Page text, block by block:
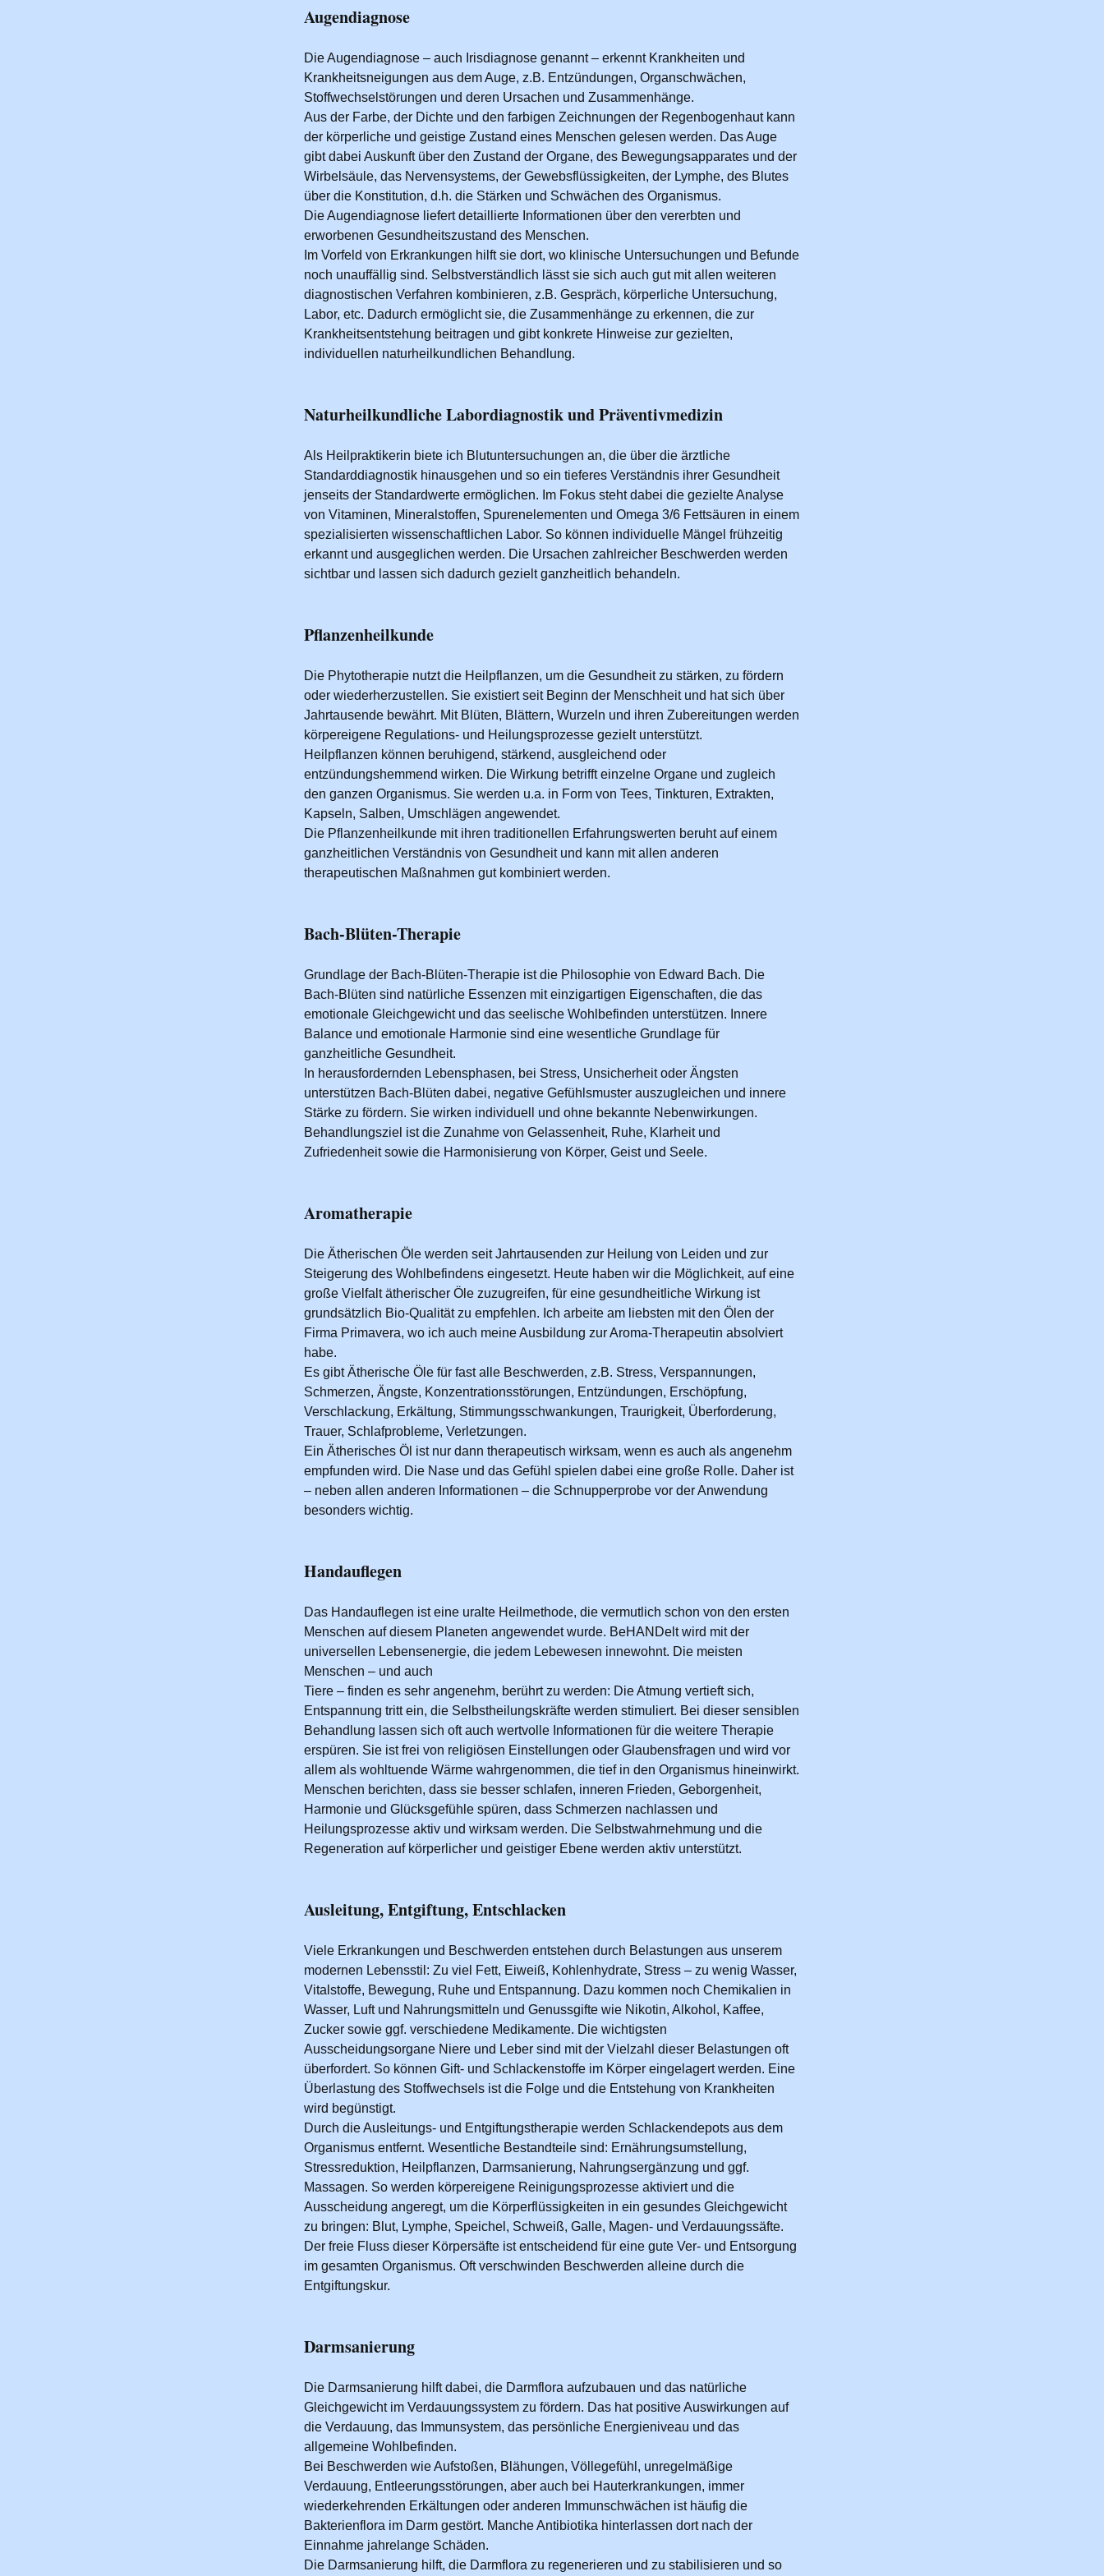
Augendiagnose
Die Augendiagnose – auch Irisdiagnose genannt – erkennt Krankheiten und
Krankheitsneigungen aus dem Auge, z.B. Entzündungen, Organschwächen,
Stoffwechselstörungen und deren Ursachen und Zusammenhänge.
Aus der Farbe, der Dichte und den farbigen Zeichnungen der Regenbogenhaut kann
der körperliche und geistige Zustand eines Menschen gelesen werden. Das Auge
gibt dabei Auskunft über den Zustand der Organe, des Bewegungsapparates und der
Wirbelsäule, das Nervensystems, der Gewebsflüssigkeiten, der Lymphe, des Blutes
über die Konstitution, d.h. die Stärken und Schwächen des Organismus.
Die Augendiagnose liefert detaillierte Informationen über den vererbten und
erworbenen Gesundheitszustand des Menschen.
Im Vorfeld von Erkrankungen hilft sie dort, wo klinische Untersuchungen und Befunde
noch unauffällig sind. Selbstverständlich lässt sie sich auch gut mit allen weiteren
diagnostischen Verfahren kombinieren, z.B. Gespräch, körperliche Untersuchung,
Labor, etc. Dadurch ermöglicht sie, die Zusammenhänge zu erkennen, die zur
Krankheitsentstehung beitragen und gibt konkrete Hinweise zur gezielten,
individuellen naturheilkundlichen Behandlung.
Naturheilkundliche Labordiagnostik und Präventivmedizin
Als Heilpraktikerin biete ich Blutuntersuchungen an, die über die ärztliche
Standarddiagnostik hinausgehen und so ein tieferes Verständnis ihrer Gesundheit
jenseits der Standardwerte ermöglichen. Im Fokus steht dabei die gezielte Analyse
von Vitaminen, Mineralstoffen, Spurenelementen und Omega 3/6 Fettsäuren in einem
spezialisierten wissenschaftlichen Labor. So können individuelle Mängel frühzeitig
erkannt und ausgeglichen werden. Die Ursachen zahlreicher Beschwerden werden
sichtbar und lassen sich dadurch gezielt ganzheitlich behandeln.
Pflanzenheilkunde
Die Phytotherapie nutzt die Heilpflanzen, um die Gesundheit zu stärken, zu fördern
oder wiederherzustellen. Sie existiert seit Beginn der Menschheit und hat sich über
Jahrtausende bewährt. Mit Blüten, Blättern, Wurzeln und ihren Zubereitungen werden
körpereigene Regulations- und Heilungsprozesse gezielt unterstützt.
Heilpflanzen können beruhigend, stärkend, ausgleichend oder
entzündungshemmend wirken. Die Wirkung betrifft einzelne Organe und zugleich
den ganzen Organismus. Sie werden u.a. in Form von Tees, Tinkturen, Extrakten,
Kapseln, Salben, Umschlägen angewendet.
Die Pflanzenheilkunde mit ihren traditionellen Erfahrungswerten beruht auf einem
ganzheitlichen Verständnis von Gesundheit und kann mit allen anderen
therapeutischen Maßnahmen gut kombiniert werden.
Bach-Blüten-Therapie
Grundlage der Bach-Blüten-Therapie ist die Philosophie von Edward Bach. Die
Bach-Blüten sind natürliche Essenzen mit einzigartigen Eigenschaften, die das
emotionale Gleichgewicht und das seelische Wohlbefinden unterstützen. Innere
Balance und emotionale Harmonie sind eine wesentliche Grundlage für
ganzheitliche Gesundheit.
In herausfordernden Lebensphasen, bei Stress, Unsicherheit oder Ängsten
unterstützen Bach-Blüten dabei, negative Gefühlsmuster auszugleichen und innere
Stärke zu fördern. Sie wirken individuell und ohne bekannte Nebenwirkungen.
Behandlungsziel ist die Zunahme von Gelassenheit, Ruhe, Klarheit und
Zufriedenheit sowie die Harmonisierung von Körper, Geist und Seele.
Aromatherapie
Die Ätherischen Öle werden seit Jahrtausenden zur Heilung von Leiden und zur
Steigerung des Wohlbefindens eingesetzt. Heute haben wir die Möglichkeit, auf eine
große Vielfalt ätherischer Öle zuzugreifen, für eine gesundheitliche Wirkung ist
grundsätzlich Bio-Qualität zu empfehlen. Ich arbeite am liebsten mit den Ölen der
Firma Primavera, wo ich auch meine Ausbildung zur Aroma-Therapeutin absolviert
habe.
Es gibt Ätherische Öle für fast alle Beschwerden, z.B. Stress, Verspannungen,
Schmerzen, Ängste, Konzentrationsstörungen, Entzündungen, Erschöpfung,
Verschlackung, Erkältung, Stimmungsschwankungen, Traurigkeit, Überforderung,
Trauer, Schlafprobleme, Verletzungen.
Ein Ätherisches Öl ist nur dann therapeutisch wirksam, wenn es auch als angenehm
empfunden wird. Die Nase und das Gefühl spielen dabei eine große Rolle. Daher ist
– neben allen anderen Informationen – die Schnupperprobe vor der Anwendung
besonders wichtig.
Handauflegen
Das Handauflegen ist eine uralte Heilmethode, die vermutlich schon von den ersten
Menschen auf diesem Planeten angewendet wurde. BeHANDelt wird mit der
universellen Lebensenergie, die jedem Lebewesen innewohnt. Die meisten
Menschen – und auch
Tiere – finden es sehr angenehm, berührt zu werden: Die Atmung vertieft sich,
Entspannung tritt ein, die Selbstheilungskräfte werden stimuliert. Bei dieser sensiblen
Behandlung lassen sich oft auch wertvolle Informationen für die weitere Therapie
erspüren. Sie ist frei von religiösen Einstellungen oder Glaubensfragen und wird vor
allem als wohltuende Wärme wahrgenommen, die tief in den Organismus hineinwirkt.
Menschen berichten, dass sie besser schlafen, inneren Frieden, Geborgenheit,
Harmonie und Glücksgefühle spüren, dass Schmerzen nachlassen und
Heilungsprozesse aktiv und wirksam werden. Die Selbstwahrnehmung und die
Regeneration auf körperlicher und geistiger Ebene werden aktiv unterstützt.
Ausleitung, Entgiftung, Entschlacken
Viele Erkrankungen und Beschwerden entstehen durch Belastungen aus unserem
modernen Lebensstil: Zu viel Fett, Eiweiß, Kohlenhydrate, Stress – zu wenig Wasser,
Vitalstoffe, Bewegung, Ruhe und Entspannung. Dazu kommen noch Chemikalien in
Wasser, Luft und Nahrungsmitteln und Genussgifte wie Nikotin, Alkohol, Kaffee,
Zucker sowie ggf. verschiedene Medikamente. Die wichtigsten
Ausscheidungsorgane Niere und Leber sind mit der Vielzahl dieser Belastungen oft
überfordert. So können Gift- und Schlackenstoffe im Körper eingelagert werden. Eine
Überlastung des Stoffwechsels ist die Folge und die Entstehung von Krankheiten
wird begünstigt.
Durch die Ausleitungs- und Entgiftungstherapie werden Schlackendepots aus dem
Organismus entfernt. Wesentliche Bestandteile sind: Ernährungsumstellung,
Stressreduktion, Heilpflanzen, Darmsanierung, Nahrungsergänzung und ggf.
Massagen. So werden körpereigene Reinigungsprozesse aktiviert und die
Ausscheidung angeregt, um die Körperflüssigkeiten in ein gesundes Gleichgewicht
zu bringen: Blut, Lymphe, Speichel, Schweiß, Galle, Magen- und Verdauungssäfte.
Der freie Fluss dieser Körpersäfte ist entscheidend für eine gute Ver- und Entsorgung
im gesamten Organismus. Oft verschwinden Beschwerden alleine durch die
Entgiftungskur.
Darmsanierung
Die Darmsanierung hilft dabei, die Darmflora aufzubauen und das natürliche
Gleichgewicht im Verdauungssystem zu fördern. Das hat positive Auswirkungen auf
die Verdauung, das Immunsystem, das persönliche Energieniveau und das
allgemeine Wohlbefinden.
Bei Beschwerden wie Aufstoßen, Blähungen, Völlegefühl, unregelmäßige
Verdauung, Entleerungsstörungen, aber auch bei Hauterkrankungen, immer
wiederkehrenden Erkältungen oder anderen Immunschwächen ist häufig die
Bakterienflora im Darm gestört. Manche Antibiotika hinterlassen dort nach der
Einnahme jahrelange Schäden.
Die Darmsanierung hilft, die Darmflora zu regenerieren und zu stabilisieren und so